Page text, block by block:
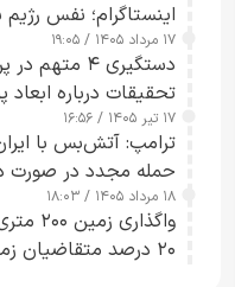
اینستاگرام؛ نفس
۱۷ مرداد ۱۴۰۵ / ۱۹:۰۵
دستگیری ۴
تحقیقات درباره ابعاد
۱۷ تیر ۱۴۰۵ / ۱۶:۵۶
ترامپ: آتش‌بس با
حمله مجدد در صورت
۱۸ مرداد ۱۴۰۵ / ۱۸:۰۳
۲۰ درصد متقاضیان زمین گرفتند